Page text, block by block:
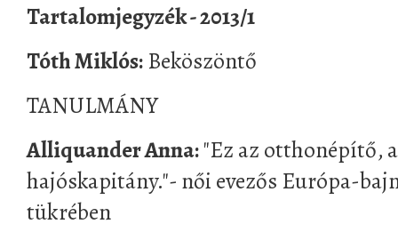
Tartalomjegyzék - 2013/1
Tóth Miklós: Beköszöntő
TANULMÁNY
Alliquander Anna:"Ez az otthonépítő,
hajóskapitány."- női evezős Európa-
tükrében